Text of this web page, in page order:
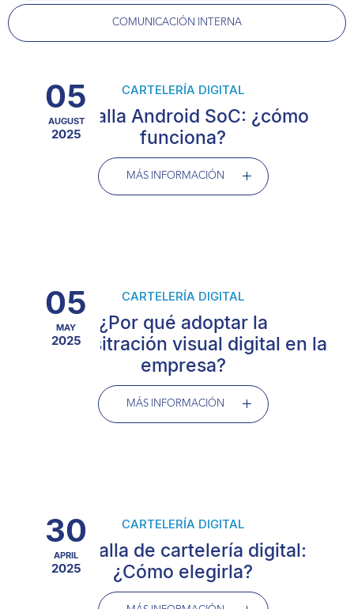
COMUNICACIÓN INTERNA
05
AUGUST
2025
CARTELERÍA DIGITAL
Pantalla Android SoC: ¿cómo
funciona?
MÁS INFORMACIÓN
05
MAY
2025
CARTELERÍA DIGITAL
¿Por qué adoptar la
adminsitración visual digital en la
empresa?
MÁS INFORMACIÓN
30
APRIL
2025
CARTELERÍA DIGITAL
Pantalla de cartelería digital:
¿Cómo elegirla?